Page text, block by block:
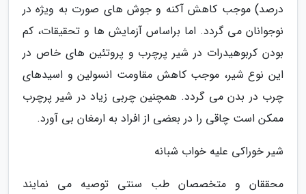
درصد) موجب کاهش آکنه و جوش های صورت به ویژه در
نوجوانان می گردد. اما براساس آزمایش ها و تحقیقات، کم
بودن کربوهیدرات در شیر پرچرب و پروتئین های خاص در
این نوع شیر، موجب کاهش مقاومت انسولین و اسیدهای
چرب در بدن می گردد. همچنین چربی زیاد در شیر پرچرب
ممکن است چاقی را در بعضی از افراد به ارمغان بی آورد.
شیر خوراکی علیه خواب شبانه
محققان و متخصصان طب سنتی توصیه می نمایند